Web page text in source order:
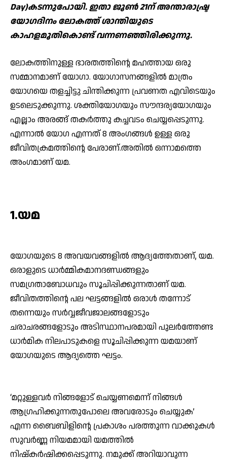
Day)കടന്നുപോയി. ഇതാ ജൂണ്‍ 21ന് അന്താരാഷ്ട്ര
യോഗദിനം ലോകത്ത് ശാന്തിയുടെ
കാഹളമൂതികൊണ്ട് വന്നണഞ്ഞിരിക്കുന്നു.
ലോകത്തിനുള്ള ഭാരതത്തിന്റെ മഹത്തായ ഒരു
സമ്മാനമാണ് യോഗാ. യോഗാസനങ്ങളില്‍ മാത്രം
യോഗയെ തളച്ചിട്ടു ചിന്തിക്കുന്ന പ്രവണത എവിടെയും
ഉടലെടുക്കുന്നു. ശക്തിയോഗയും സൗന്ദര്യയോഗയും
എല്ലാം അരങ്ങ് തകര്‍ത്തു കച്ചവടം ചെയ്യപ്പെടുന്നു.
എന്നാല്‍ യോഗ എന്നത് 8 അംഗങ്ങള്‍ ഉള്ള ഒരു
ജീവിതക്രമത്തിന്റെ പേരാണ്.അതില്‍ ഒന്നാമത്തെ
അംഗമാണ് യമ.
1.യമ
യോഗയുടെ 8 അവയവങ്ങളില്‍ ആദ്യത്തേതാണ്, യമ.
ഒരാളുടെ ധാര്‍മ്മികമാനദണ്ഡങ്ങളും
സമഗ്രതാബോധവും സൂചിപ്പിക്കുന്നതാണ് യമ.
ജീവിതത്തിന്റെ പല ഘട്ടങ്ങളില്‍ ഒരാള്‍ തന്നോട്
തന്നെയും സര്‍വ്വജീവജാലങ്ങളോടും
ചരാചരങ്ങളോടും അടിസ്ഥാനപരമായി പുലര്‍ത്തേണ്ട
ധാര്‍മിക നിലപാടുകളെ സൂചിപ്പിക്കുന്ന യമയാണ്
യോഗയുടെ ആദ്യത്തെ ഘട്ടം.
‘മറ്റുള്ളവര്‍ നിങ്ങളോട് ചെയ്യണമെന്ന് നിങ്ങള്‍
ആഗ്രഹിക്കുന്നതുപോലെ അവരോടും ചെയ്യുക’
എന്ന ബൈബിളിന്റെ പ്രകാശം പരത്തുന്ന വാക്കുകള്‍
സുവര്‍ണ്ണ നിയമമായി യമത്തില്‍
നിഷ്‌കര്‍ഷിക്കപ്പെടുന്നു. നമുക്ക് അറിയാവുന്ന